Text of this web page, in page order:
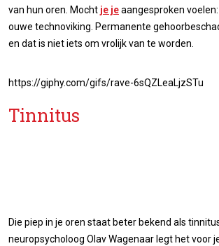
van hun oren. Mocht je jeaangesproken
ouwe technoviking. Permanente
en dat is niet iets om vrolijk van te worden.
https://giphy.com/gifs/rave-6sQZLeaLjzSTu
Tinnitus
Die piep in je oren staat beter bekend als
neuropsycholoog Olav Wagenaar legt het voor